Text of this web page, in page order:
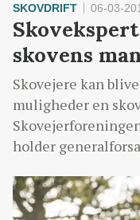
SKOVDRIFT 06-03-
skovens
Skovejere kan
muligheder en
holder